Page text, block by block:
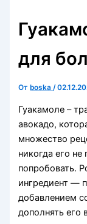
для
От boska/
Гуакамоле –
авокадо,
множество
никогда его
попробовать.
ингредиент —
добавлением
дополнять его